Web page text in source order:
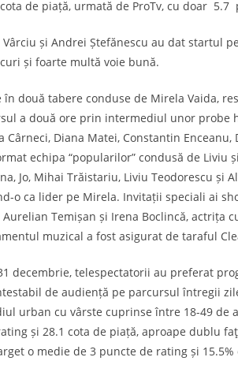
de piață, urmată de ProTv, cu doar
și Andrei Ștefănescu au dat startul
și foarte multă voie bună.
două tabere conduse de Mirela Vaida,
a două ore prin intermediul unor probe
Cârneci, Diana Matei, Constantin
echipa “popularilor” condusă de Liviu
Jo, Mihai Trăistariu, Liviu Teodorescu și
o ca lider pe Mirela. Invitații speciali ai
Temișan și Irena Boclincă, actrița
muzical a fost asigurat de taraful
telespectatorii au preferat
de audiență pe parcursul întregii
urban cu vârste cuprinse între 18-49 de
și 28.1 cota de piață, aproape dublu
o medie de 3 puncte de rating și 15.5%